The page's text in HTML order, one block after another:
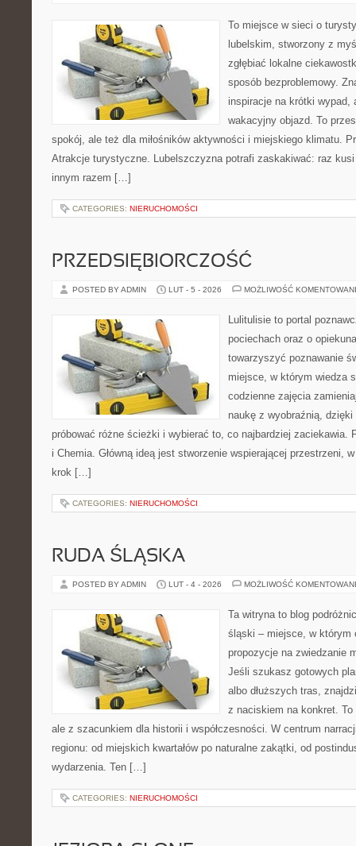
To miejsce w sieci o
lubelskim, stworzony z
zgłębiać lokalne
sposób bezproblemowy.
inspiracje na krótki wypad,
wakacyjny objazd. To
spokój, ale też dla miłośników aktywności i miejskiego klimatu.
Atrakcje turystyczne. Lubelszczyzna potrafi zaskakiwać: raz
innym razem […]
CATEGORIES: NIERUCHOMOŚCI
PRZEDSIĘBIORCZOŚĆ
POSTED BY ADMIN LUT - 5 - 2026 MOŻLIWOŚĆ
Lulitulisie to portal
pociechach oraz o
towarzyszyć poznawanie
miejsce, w którym wiedza
codzienne zajęcia
naukę z wyobraźnią,
próbować różne ścieżki i wybierać to, co najbardziej zaciekawia.
i Chemia. Główną ideą jest stworzenie wspierającej przestrzeni,
krok […]
CATEGORIES: NIERUCHOMOŚCI
RUDA ŚLĄSKA
POSTED BY ADMIN LUT - 4 - 2026 MOŻLIWOŚĆ
Ta witryna to blog
śląski – miejsce, w którym
propozycje na zwiedzanie
Jeśli szukasz gotowych
albo dłuższych tras,
z naciskiem na konkret.
ale z szacunkiem dla historii i współczesności. W centrum
regionu: od miejskich kwartałów po naturalne zakątki, od
wydarzenia. Ten […]
CATEGORIES: NIERUCHOMOŚCI